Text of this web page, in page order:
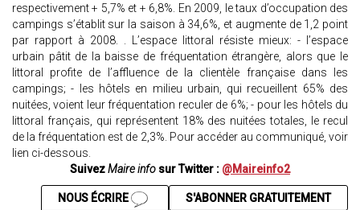
respectivement + 5,7% et + 6,8%. En 2009, le taux d’occupation des
campings s’établit sur la saison à 34,6%, et augmente de 1,2 point
par rapport à 2008. . L’espace littoral résiste mieux: - l’espace
urbain pâtit de la baisse de fréquentation étrangère, alors que le
littoral profite de l’affluence de la clientèle française dans les
campings; - les hôtels en milieu urbain, qui recueillent 65% des
nuitées, voient leur fréquentation reculer de 6%; - pour les hôtels du
littoral français, qui représentent 18% des nuitées totales, le recul
de la fréquentation est de 2,3%. Pour accéder au communiqué, voir
lien ci-dessous.
SuivezMaire info sur Twitter : @Maireinfo2
S'ABONNER GRATUITEMENT
NOUS ÉCRIRE